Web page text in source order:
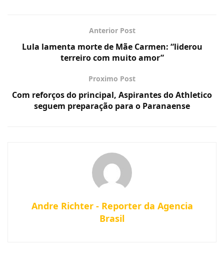
Anterior Post
Lula lamenta morte de Mãe Carmen: “liderou
terreiro com muito amor”
Proximo Post
Com reforços do principal, Aspirantes do Athletico
seguem preparação para o Paranaense
Andre Richter - Reporter da Agencia
Brasil